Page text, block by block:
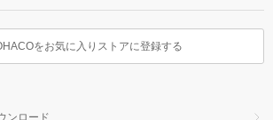
をお気に入りストアに登録する
ンロード